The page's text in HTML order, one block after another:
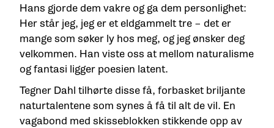
Hans gjorde dem vakre og ga dem personlighet:
Her står jeg, jeg er et eldgammelt tre – det er
mange som søker ly hos meg, og jeg ønsker deg
velkommen. Han viste oss at mellom naturalisme
og fantasi ligger poesien latent.
Tegner Dahl tilhørte disse få, forbasket briljante
naturtalentene som synes å få til alt de vil. En
vagabond med skisseblokken stikkende opp av